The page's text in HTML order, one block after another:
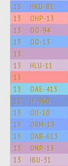
13 HKU-81
13 OHP-13
13 OÖ-94
13 OÖ-13
13
13 HLU-11
13
13 OAE-413
13 IF-960
13 OIJ-10
13 ORM-13
13 OAB-613
13 ONP-13
13 IBU-31